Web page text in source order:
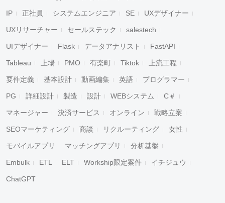
IP 正社員 システムエンジニア SE UXデザイナー
UXリサーチャー セールステック salestech
UIデザイナー Flask データアナリスト FastAPI
Tableau 上場 PMO 有楽町 Tiktok 上流工程
要件定義 基本設計 動画編集 英語 プログラマー
PG 詳細設計 製造 設計 WEBシステム C＃
マネージャー 決済サービス オンライン 戦略立案
SEOマーケティング 商談 リクルーティング 女性
モバイルアプリ マッチングアプリ 分析基盤
Embulk ETL ELT Workship限定案件 イチジュウ
ChatGPT